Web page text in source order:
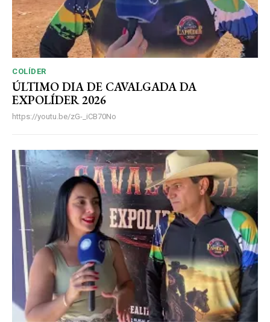
COLÍDER
ÚLTIMO DIA DE CAVALGADA DA
EXPOLÍDER 2026
https://youtu.be/zG-_iCB70No